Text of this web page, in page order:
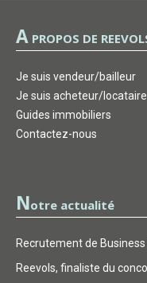
A PROPOS DE
Je suis vendeur/bailleur
Je suis acheteur/locataire
Guides immobiliers
Contactez-nous
Notre actualité
Recrutement de
Reevols, finaliste du